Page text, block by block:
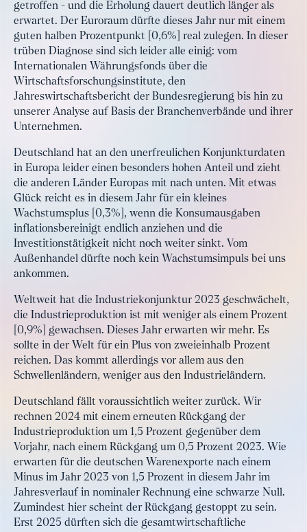
getroffen - und die Erholung dauert deutlich länger als
erwartet. Der Euroraum dürfte dieses Jahr nur mit einem
guten halben Prozentpunkt [0,6%] real zulegen. In dieser
trüben Diagnose sind sich leider alle einig: vom
Internationalen Währungsfonds über die
Wirtschaftsforschungsinstitute, den
Jahreswirtschaftsbericht der Bundesregierung bis hin zu
unserer Analyse auf Basis der Branchenverbände und ihrer
Unternehmen.
Deutschland hat an den unerfreulichen Konjunkturdaten
in Europa leider einen besonders hohen Anteil und zieht
die anderen Länder Europas mit nach unten. Mit etwas
Glück reicht es in diesem Jahr für ein kleines
Wachstumsplus [0,3%], wenn die Konsumausgaben
inflationsbereinigt endlich anziehen und die
Investitionstätigkeit nicht noch weiter sinkt. Vom
Außenhandel dürfte noch kein Wachstumsimpuls bei uns
ankommen.
Weltweit hat die Industriekonjunktur 2023 geschwächelt,
die Industrieproduktion ist mit weniger als einem Prozent
[0,9%] gewachsen. Dieses Jahr erwarten wir mehr. Es
sollte in der Welt für ein Plus von zweieinhalb Prozent
reichen. Das kommt allerdings vor allem aus den
Schwellenländern, weniger aus den Industrieländern.
Deutschland fällt voraussichtlich weiter zurück. Wir
rechnen 2024 mit einem erneuten Rückgang der
Industrieproduktion um 1,5 Prozent gegenüber dem
Vorjahr, nach einem Rückgang um 0,5 Prozent 2023. Wie
erwarten für die deutschen Warenexporte nach einem
Minus im Jahr 2023 von 1,5 Prozent in diesem Jahr im
Jahresverlauf in nominaler Rechnung eine schwarze Null.
Zumindest hier scheint der Rückgang gestoppt zu sein.
Erst 2025 dürften sich die gesamtwirtschaftliche